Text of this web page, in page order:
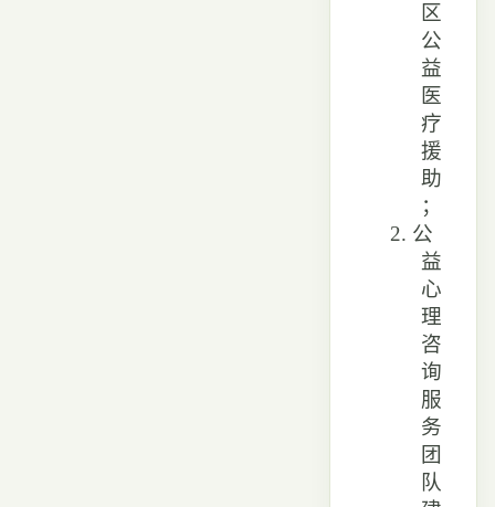
区
公
益
医
疗
援
助
；
2. 公
益
心
理
咨
询
服
务
团
队